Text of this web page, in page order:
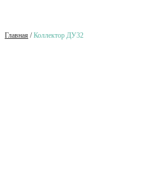
Главная /Коллектор ДУ32